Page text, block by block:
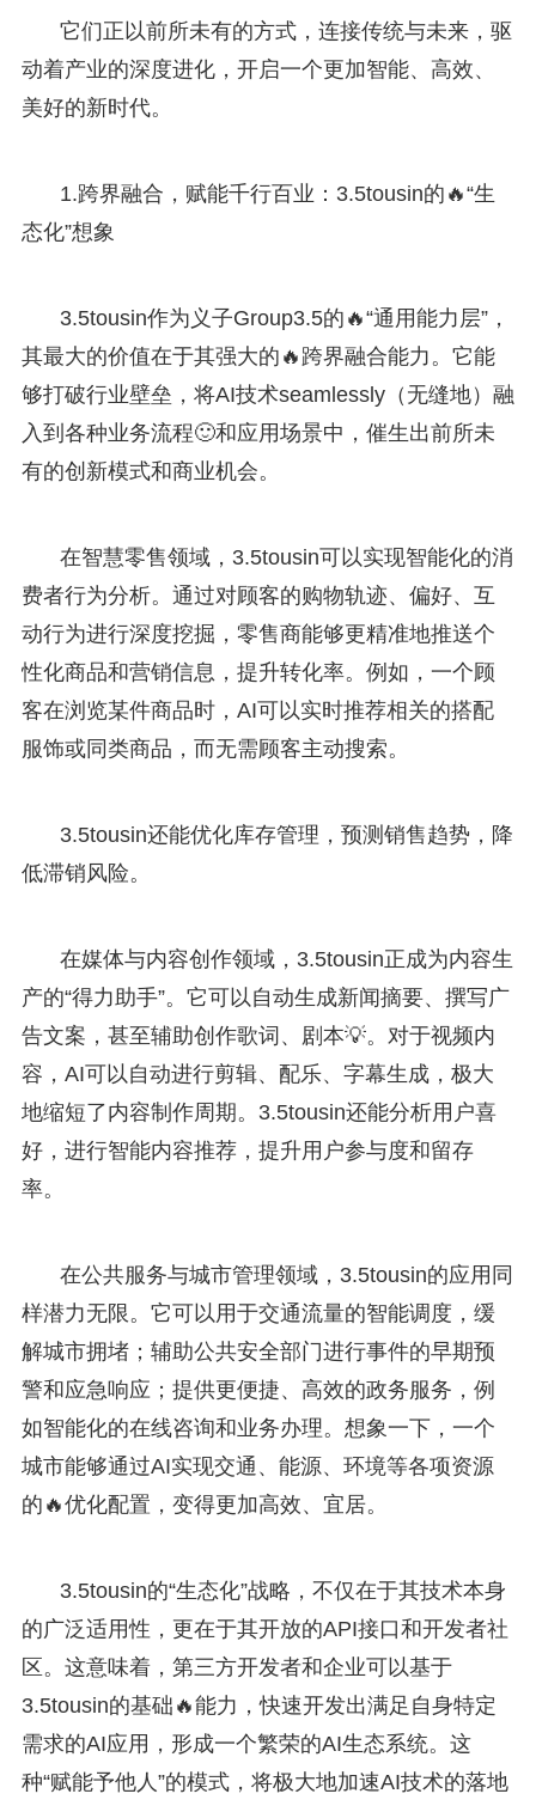
它们正以前所未有的方式，连接传统与未来，驱
动着产业的深度进化，开启一个更加智能、高效、
美好的新时代。
1.跨界融合，赋能千行百业：3.5tousin的🔥“生
态化”想象
3.5tousin作为义子Group3.5的🔥“通用能力层”，
其最大的价值在于其强大的🔥跨界融合能力。它能
够打破行业壁垒，将AI技术seamlessly（无缝地）融
入到各种业务流程🙂和应用场景中，催生出前所未
有的创新模式和商业机会。
在智慧零售领域，3.5tousin可以实现智能化的消
费者行为分析。通过对顾客的购物轨迹、偏好、互
动行为进行深度挖掘，零售商能够更精准地推送个
性化商品和营销信息，提升转化率。例如，一个顾
客在浏览某件商品时，AI可以实时推荐相关的搭配
服饰或同类商品，而无需顾客主动搜索。
3.5tousin还能优化库存管理，预测销售趋势，降
低滞销风险。
在媒体与内容创作领域，3.5tousin正成为内容生
产的“得力助手”。它可以自动生成新闻摘要、撰写广
告文案，甚至辅助创作歌词、剧本💡。对于视频内
容，AI可以自动进行剪辑、配乐、字幕生成，极大
地缩短了内容制作周期。3.5tousin还能分析用户喜
好，进行智能内容推荐，提升用户参与度和留存
率。
在公共服务与城市管理领域，3.5tousin的应用同
样潜力无限。它可以用于交通流量的智能调度，缓
解城市拥堵；辅助公共安全部门进行事件的早期预
警和应急响应；提供更便捷、高效的政务服务，例
如智能化的在线咨询和业务办理。想象一下，一个
城市能够通过AI实现交通、能源、环境等各项资源
的🔥优化配置，变得更加高效、宜居。
3.5tousin的“生态化”战略，不仅在于其技术本身
的广泛适用性，更在于其开放的API接口和开发者社
区。这意味着，第三方开发者和企业可以基于
3.5tousin的基础🔥能力，快速开发出满足自身特定
需求的AI应用，形成一个繁荣的AI生态系统。这
种“赋能予他人”的模式，将极大地加速AI技术的落地